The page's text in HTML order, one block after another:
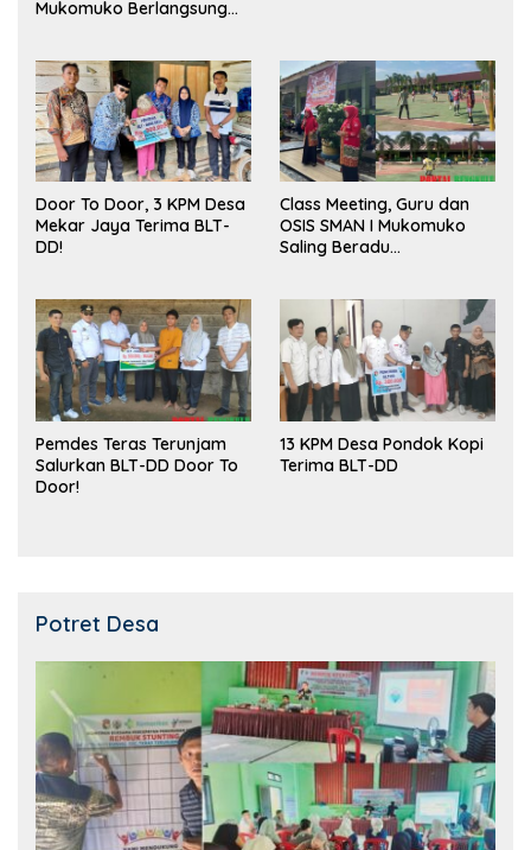
Mukomuko Berlangsung
Door To Door, 3 KPM Desa
Mekar Jaya Terima BLT-
DD!
Class Meeting, Guru dan
OSIS SMAN I Mukomuko
Saling Beradu
Pemdes Teras Terunjam
Salurkan BLT-DD Door To
Door!
13 KPM Desa Pondok Kopi
Terima BLT-DD
Potret Desa